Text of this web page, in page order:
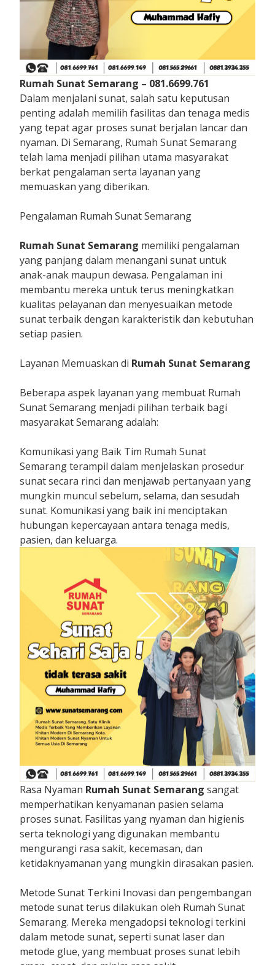
Rumah Sunat Semarang – 081.6699.761
Dalam menjalani sunat, salah satu keputusan
penting adalah memilih fasilitas dan tenaga medis
yang tepat agar proses sunat berjalan lancar dan
nyaman. Di Semarang, Rumah Sunat Semarang
telah lama menjadi pilihan utama masyarakat
berkat pengalaman serta layanan yang
memuaskan yang diberikan.
Pengalaman Rumah Sunat Semarang
Rumah Sunat Semarang memiliki pengalaman
yang panjang dalam menangani sunat untuk
anak-anak maupun dewasa. Pengalaman ini
membantu mereka untuk terus meningkatkan
kualitas pelayanan dan menyesuaikan metode
sunat terbaik dengan karakteristik dan kebutuhan
setiap pasien.
Layanan Memuaskan di Rumah Sunat Semarang
Beberapa aspek layanan yang membuat Rumah
Sunat Semarang menjadi pilihan terbaik bagi
masyarakat Semarang adalah:
Komunikasi yang Baik Tim Rumah Sunat
Semarang terampil dalam menjelaskan prosedur
sunat secara rinci dan menjawab pertanyaan yang
mungkin muncul sebelum, selama, dan sesudah
sunat. Komunikasi yang baik ini menciptakan
hubungan kepercayaan antara tenaga medis,
pasien, dan keluarga.
Rasa Nyaman Rumah Sunat Semarang sangat
memperhatikan kenyamanan pasien selama
proses sunat. Fasilitas yang nyaman dan higienis
serta teknologi yang digunakan membantu
mengurangi rasa sakit, kecemasan, dan
ketidaknyamanan yang mungkin dirasakan pasien.
Metode Sunat Terkini Inovasi dan pengembangan
metode sunat terus dilakukan oleh Rumah Sunat
Semarang. Mereka mengadopsi teknologi terkini
dalam metode sunat, seperti sunat laser dan
metode glue, yang membuat proses sunat lebih